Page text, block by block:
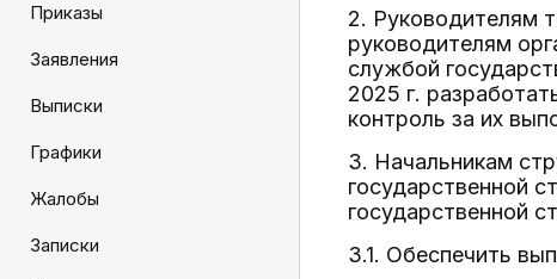
Приказы
Заявления
Выписки
Графики
Жалобы
Записки
2. Руководителям
руководителям
службой
2025 г.
контроль за их
3. Начальникам
государственной
государственной
3.1. Обеспечить